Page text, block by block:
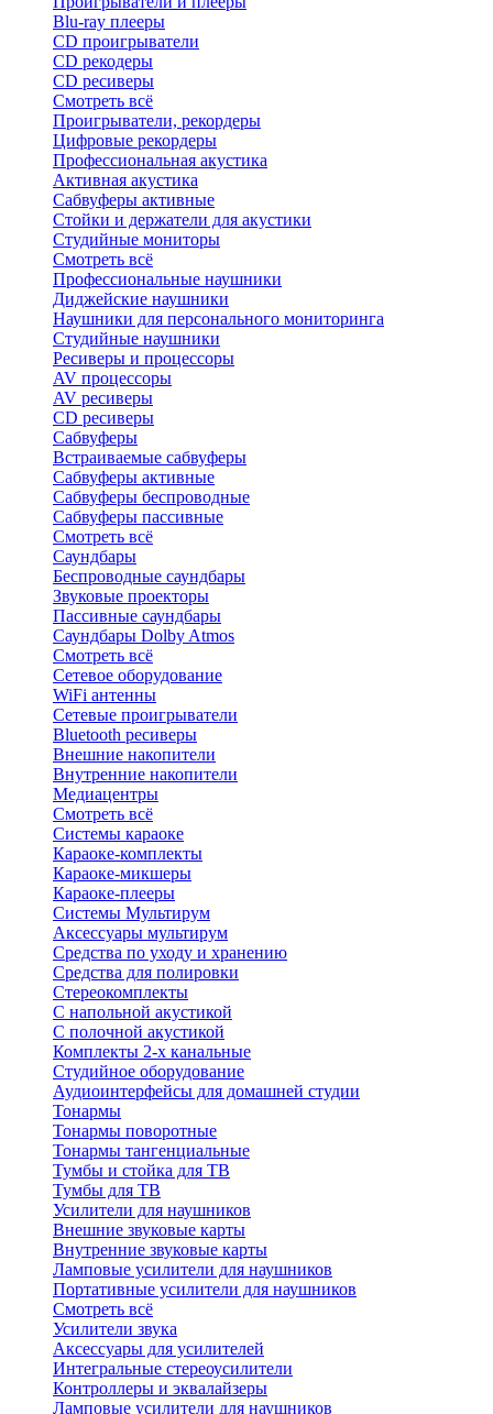
Blu-ray плееры
CD проигрыватели
CD рекодеры
CD ресиверы
Смотреть всё
Проигрыватели, рекордеры
Цифровые рекордеры
Профессиональная акустика
Активная акустика
Сабвуферы активные
Стойки и держатели для акустики
Студийные мониторы
Смотреть всё
Профессиональные наушники
Диджейские наушники
Наушники для персонального мониторинга
Студийные наушники
Ресиверы и процессоры
AV процессоры
AV ресиверы
CD ресиверы
Сабвуферы
Встраиваемые сабвуферы
Сабвуферы активные
Сабвуферы беспроводные
Сабвуферы пассивные
Смотреть всё
Саундбары
Беспроводные саундбары
Звуковые проекторы
Пассивные саундбары
Саундбары Dolby Atmos
Смотреть всё
Сетевое оборудование
WiFi антенны
Сетевые проигрыватели
Bluetooth ресиверы
Внешние накопители
Внутренние накопители
Медиацентры
Смотреть всё
Системы караоке
Караоке-комплекты
Караоке-микшеры
Караоке-плееры
Системы Мультирум
Аксессуары мультирум
Средства по уходу и хранению
Средства для полировки
Стереокомплекты
C напольной акустикой
C полочной акустикой
Комплекты 2-х канальные
Студийное оборудование
Аудиоинтерфейсы для домашней студии
Тонармы
Тонармы поворотные
Тонармы тангенциальные
Тумбы и стойка для ТВ
Тумбы для ТВ
Усилители для наушников
Внешние звуковые карты
Внутренние звуковые карты
Ламповые усилители для наушников
Портативные усилители для наушников
Смотреть всё
Усилители звука
Аксессуары для усилителей
Интегральные стереоусилители
Контроллеры и эквалайзеры
Ламповые усилители для наушников